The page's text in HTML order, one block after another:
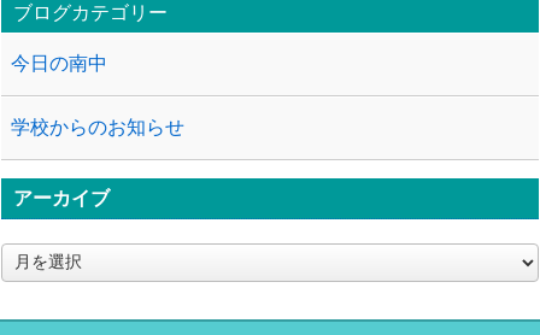
ブログカテゴリー
今日の南中
学校からのお知らせ
アーカイブ
ア
ー
イ